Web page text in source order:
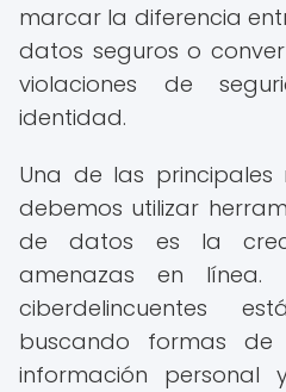
marcar la diferencia
datos seguros o
violaciones de
identidad.
Una de las
debemos utilizar
de datos es la
amenazas en
ciberdelincuentes
buscando formas
información personal